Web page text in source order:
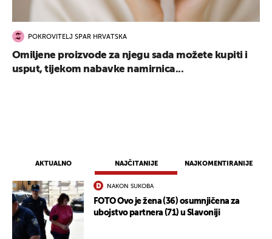
AKTUALNO NAJČITANIJE NAJKOMENTIRANIJE
NAKON SUKOBA
FOTO Ovo je žena (36) osumnjičena za
ubojstvo partnera (71) u Slavoniji
POKROVITELJ SPAR HRVATSKA
Omiljene proizvode za njegu sada možete kupiti i
usput, tijekom nabavke namirnica...